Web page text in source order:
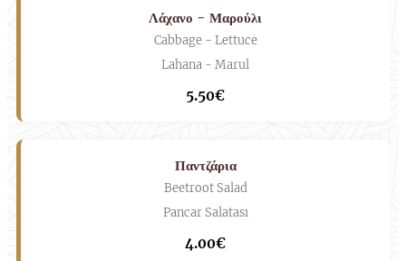
Λάχανο - Μαρούλι
Cabbage - Lettuce
Lahana - Marul
5.50€
Παντζάρια
Beetroot Salad
Pancar Salatası
4.00€